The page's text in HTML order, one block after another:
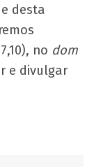
desta
no dom
e divulgar